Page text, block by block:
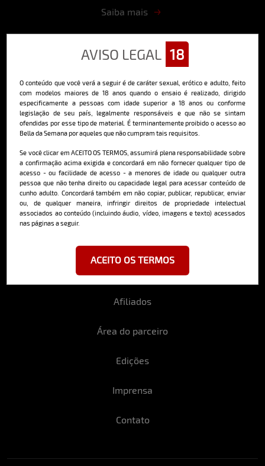
AVISO LEGAL 18
O conteúdo que você verá a seguir é de caráter sexual, erótico e adulto, feito
com modelos maiores de 18 anos quando o ensaio é realizado, dirigido
especificamente a pessoas com idade superior a 18 anos ou conforme
legislação de seu país, legalmente responsáveis e que não se sintam
ofendidas por esse tipo de material. É terminantemente proibido o acesso ao
Bella da Semana por aqueles que não cumpram tais requisitos.
Se você clicar em ACEITO OS TERMOS, assumirá plena responsabilidade sobre
a confirmação acima exigida e concordará em não fornecer qualquer tipo de
acesso - ou facilidade de acesso - a menores de idade ou qualquer outra
pessoa que não tenha direito ou capacidade legal para acessar conteúdo de
cunho adulto. Concordará também em não copiar, publicar, republicar, enviar
ou, de qualquer maneira, infringir direitos de propriedade intelectual
associados ao conteúdo (incluindo áudio, vídeo, imagens e texto) acessados
nas páginas a seguir.
ACEITO OS TERMOS
Saiba mais
Afiliados
Área do parceiro
Edições
Imprensa
Contato
Cadastre-se e receba a mais
deliciosa newsletter da internet
Ao se cadastrar, você concorda em receber emails da Bella da Semana
e aceita nossos termos de uso da web e política de privacidade e
cookies.